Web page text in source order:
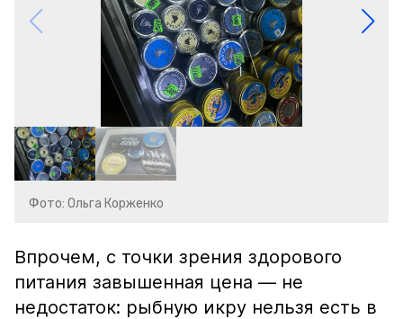
Фото: Ольга Корженко
Впрочем, с точки зрения здорового
питания завышенная цена — не
недостаток: рыбную икру нельзя есть в